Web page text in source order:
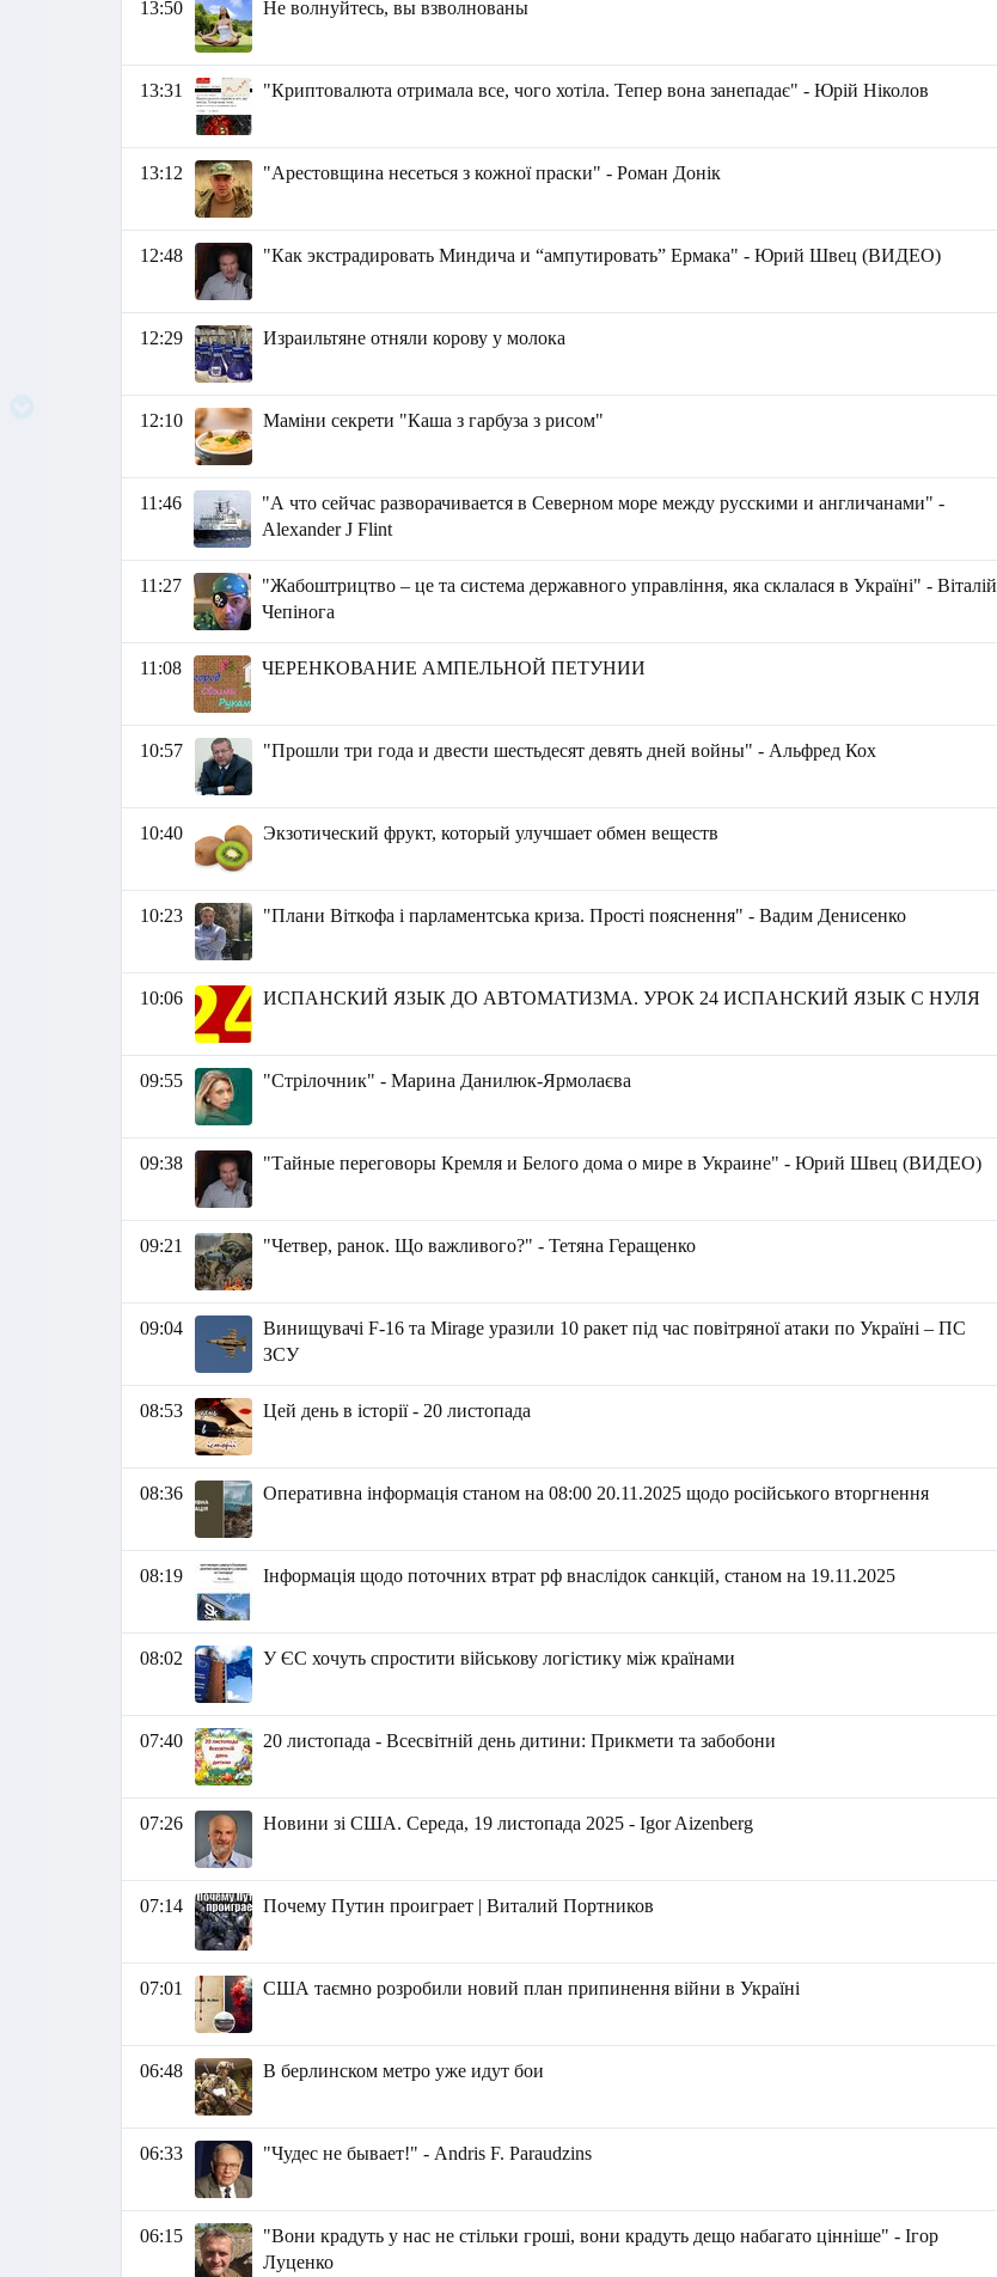
13:50 Не волнуйтесь, вы взволнованы
13:31 "Криптовалюта отримала все, чого хотіла. Тепер вона занепадає" - Юрій Ніколов
13:12 "Арестовщина несеться з кожної праски" - Роман Донік
12:48 "Как экстрадировать Миндича и “ампутировать” Ермака" - Юрий Швец (ВИДЕО)
12:29 Израильтяне отняли корову у молока
12:10 Маміни секрети "Каша з гарбуза з рисом"
11:46
"А что сейчас разворачивается в Северном море между русскими и англичанами" -
Аlexander J Flint
11:27
"Жабоштрицтво – це та система державного управління, яка склалася в Україні" - Віталій
Чепінога
11:08 ЧЕРЕНКОВАНИЕ АМПЕЛЬНОЙ ПЕТУНИИ
10:57 "Прошли три года и двести шестьдесят девять дней войны" - Альфред Кох
10:40 Экзотический фрукт, который улучшает обмен веществ
10:23 "Плани Віткофа і парламентська криза. Прості пояснення" - Вадим Денисенко
10:06 ИСПАНСКИЙ ЯЗЫК ДО АВТОМАТИЗМА. УРОК 24 ИСПАНСКИЙ ЯЗЫК С НУЛЯ
09:55 "Стрілочник" - Марина Данилюк-Ярмолаєва
09:38 "Тайные переговоры Кремля и Белого дома о мире в Украине" - Юрий Швец (ВИДЕО)
09:21 "Четвер, ранок. Що важливого?" - Тетяна Геращенко
09:04
Винищувачі F-16 та Mirage уразили 10 ракет під час повітряної атаки по Україні – ПС
ЗСУ
08:53 Цей день в історії - 20 листопада
08:36 Оперативна інформація станом на 08:00 20.11.2025 щодо російського вторгнення
08:19 Інформація щодо поточних втрат рф внаслідок санкцій, станом на 19.11.2025
08:02 У ЄС хочуть спростити військову логістику між країнами
07:40 20 листопада - Всесвітній день дитини: Прикмети та забобони
07:26 Новини зі США. Середа, 19 листопада 2025 - Igor Aizenberg
07:14 Почему Путин проиграет | Виталий Портников
07:01 США таємно розробили новий план припинення війни в Україні
06:48 В берлинском метро уже идут бои
06:33 "Чудес не бывает!" - Andris F. Paraudzins
06:15
"Вони крадуть у нас не стільки гроші, вони крадуть дещо набагато цінніше" - Ігор
Луценко